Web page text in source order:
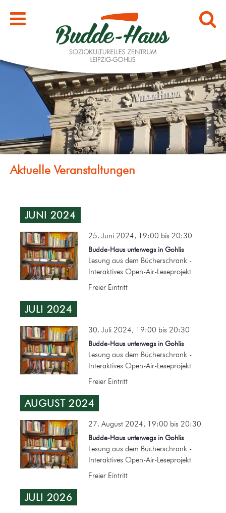
JUNI 2024
Budde-Haus unterwegs in Gohlis
25. Juni 2024, 19:00 bis20:30
Lesung aus dem Bücherschrank -
Interaktives Open-Air-Leseprojekt
Freier Eintritt
JULI 2024
Budde-Haus unterwegs in Gohlis
30. Juli 2024, 19:00 bis20:30
Lesung aus dem Bücherschrank -
Interaktives Open-Air-Leseprojekt
Freier Eintritt
AUGUST 2024
Budde-Haus unterwegs in Gohlis
27. August 2024, 19:00 bis20:30
Lesung aus dem Bücherschrank -
Interaktives Open-Air-Leseprojekt
Freier Eintritt
JULI 2026